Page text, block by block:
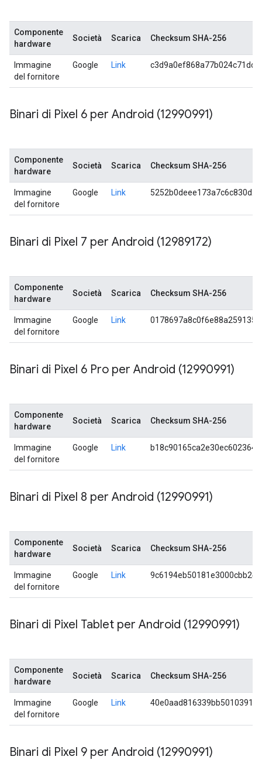
Componente
hardware
Società Scarica Checksum SHA-256
Immagine
del fornitore
Google Link
Binari di Pixel 6 per Android (12990991)
Componente
hardware
Società Scarica Checksum SHA-256
Immagine
del fornitore
Google Link
Binari di Pixel 7 per Android (12989172)
Componente
hardware
Società Scarica Checksum SHA-256
Immagine
del fornitore
Google Link
Binari di Pixel 6 Pro per Android (12990991)
Componente
hardware
Società Scarica Checksum SHA-256
Immagine
del fornitore
Google Link
Binari di Pixel 8 per Android (12990991)
Componente
hardware
Società Scarica Checksum SHA-256
Immagine
del fornitore
Google Link
Binari di Pixel Tablet per Android (12990991)
Componente
hardware
Società Scarica Checksum SHA-256
Immagine
del fornitore
Google Link
Binari di Pixel 9 per Android (12990991)